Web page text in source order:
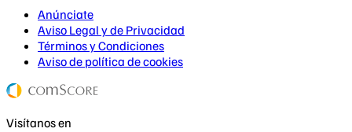
Anúnciate
Aviso Legal y de Privacidad
Términos y Condiciones
Aviso de política de cookies
Visítanos en